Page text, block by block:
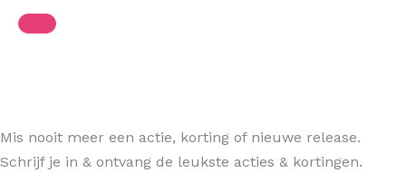
Mis nooit meer een actie, korting of nieuwe release.
Schrijf je in & ontvang de leukste acties & kortingen.